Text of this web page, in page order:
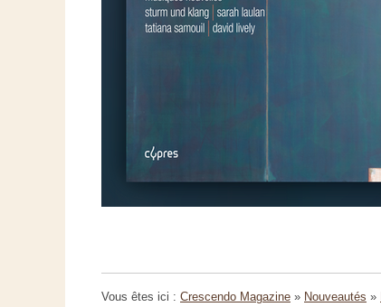
Vous êtes ici : Crescendo Magazine » Nouveautés »